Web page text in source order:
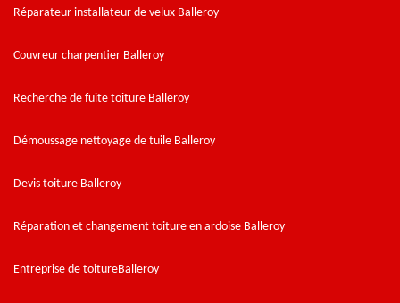
Réparateur installateur de velux Balleroy
Couvreur charpentier Balleroy
Recherche de fuite toiture Balleroy
Démoussage nettoyage de tuile Balleroy
Devis toiture Balleroy
Réparation et changement toiture en ardoise Balleroy
Entreprise de toitureBalleroy